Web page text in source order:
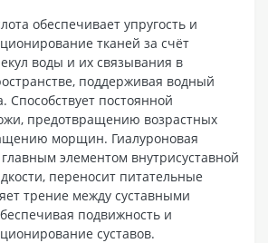
обеспечивает упругость и
тканей за счёт
воды и их связывания в
поддерживая водный
Способствует постоянной
предотвращению возрастных
морщин. Гиалуроновая
главным элементом внутрисуставной
переносит питательные
трение между суставными
подвижность и
суставов.